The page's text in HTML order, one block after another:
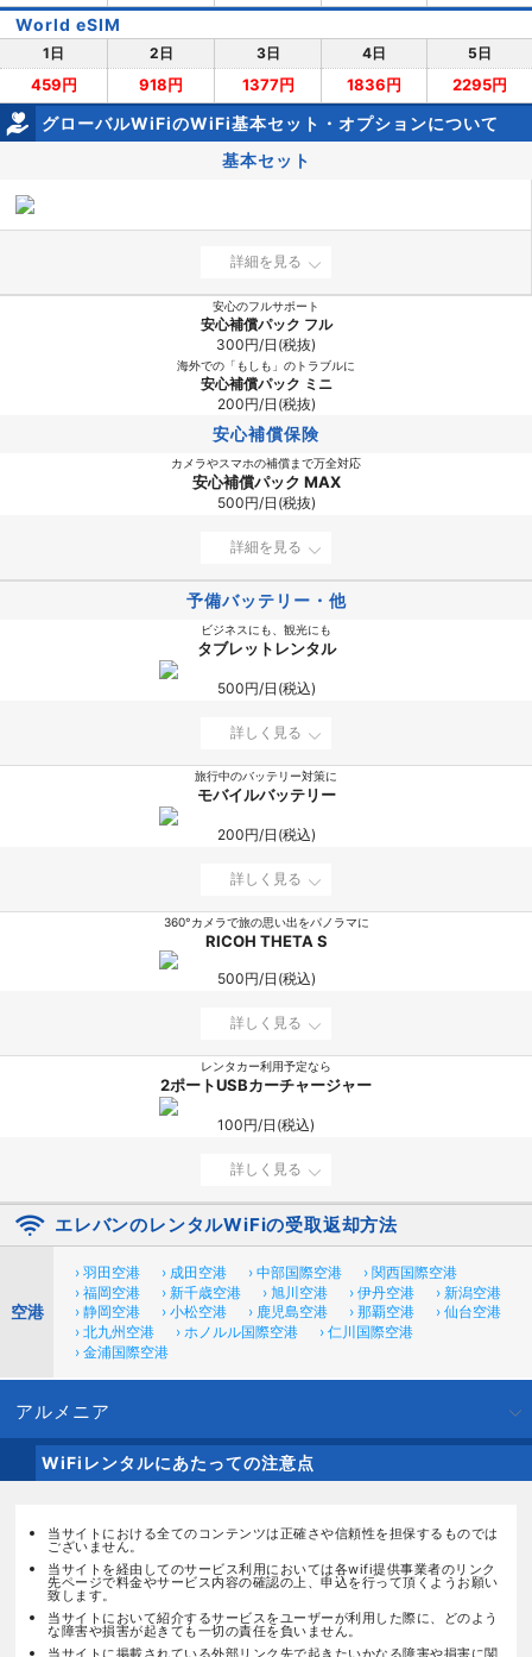
World eSIM
1日 2日 3日 4日 5日
459円 918円 1377円 1836円 2295円
グローバルWiFiのWiFi基本セット・オプションについて
基本セット
詳細を見る
安心のフルサポート
安心補償パック フル
300円/日(税抜)
海外での「もしも」のトラブルに
安心補償パック ミニ
200円/日(税抜)
安心補償保険
カメラやスマホの補償まで万全対応
安心補償パック MAX
500円/日(税抜)
詳細を見る
予備バッテリー・他
ビジネスにも、観光にも
タブレットレンタル
500円/日(税込)
詳しく見る
旅行中のバッテリー対策に
モバイルバッテリー
200円/日(税込)
詳しく見る
360°カメラで旅の思い出をパノラマに
RICOH THETA S
500円/日(税込)
詳しく見る
レンタカー利用予定なら
2ポートUSBカーチャージャー
100円/日(税込)
詳しく見る
エレバンのレンタルWiFiの受取返却方法
空港
› 羽田空港 › 成田空港 › 中部国際空港
› 関西国際空港
› 福岡空港
› 新千歳空港 › 旭川空港 › 伊丹空港
› 新潟空港
› 静岡空港
› 小松空港 › 鹿児島空港 › 那覇空港
› 仙台空港
› 北九州空港
› ホノルル国際空港
› 仁川国際空港
› 金浦国際空港
アルメニア
WiFiレンタルにあたっての注意点
当サイトにおける全てのコンテンツは正確さや信頼性を担保するものでは
ございません。
当サイトを経由してのサービス利用においては各wifi提供事業者のリンク
先ページで料金やサービス内容の確認の上、申込を行って頂くようお願い
致します。
当サイトにおいて紹介するサービスをユーザーが利用した際に、どのよう
な障害や損害が起きても一切の責任を負いません。
当サイトに掲載されている外部リンク先で起きたいかなる障害や損害に関